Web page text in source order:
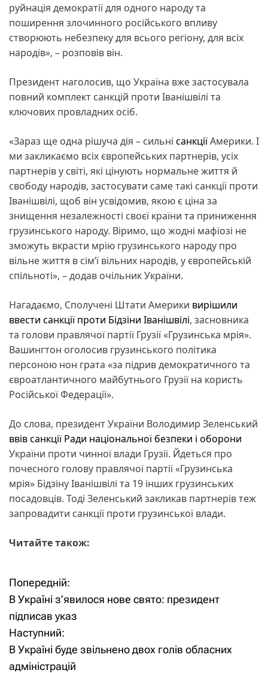
руйнація демократії для одного народу та
поширення злочинного російського впливу
створюють небезпеку для всього регіону, для всіх
народів», – розповів він.
Президент наголосив, що Україна вже застосувала
повний комплект санкцій проти Іванішвілі та
ключових провладних осіб.
«Зараз ще одна рішуча дія – сильні санкціїАмерики. І
ми закликаємо всіх європейських партнерів, усіх
партнерів у світі, які цінують нормальне життя й
свободу народів, застосувати саме такі санкції проти
Іванішвілі, щоб він усвідомив, якою є ціна за
знищення незалежності своєї країни та приниження
грузинського народу. Віримо, що жодні мафіозі не
зможуть вкрасти мрію грузинського народу про
вільне життя в сім’ї вільних народів, у європейській
спільноті», – додав очільник України.
Нагадаємо, Сполучені Штати Америки вирішили
ввести санкції проти Бідзіни Іванішвілі, засновника
та голови правлячої партії Грузії «Грузинська мрія».
Вашингтон оголосив грузинського політика
персоною нон грата «за підрив демократичного та
євроатлантичного майбутнього Грузії на користь
Російської Федерації».
До слова, президент України Володимир Зеленський
ввів санкції Ради національної безпеки і оборони
України проти чинної влади Грузії. Йдеться про
почесного голову правлячої партії «Грузинська
мрія» Бідзіну Іванішвілі та 19 інших грузинських
посадовців. Тоді Зеленський закликав партнерів теж
запровадити санкції проти грузинської влади.
Читайте також:
Н
а
в
і
Попередній:
В Україні з’явилося нове свято: президент
підписав указ
Наступний:
В Україні буде звільнено двох голів обласних
адміністрацій